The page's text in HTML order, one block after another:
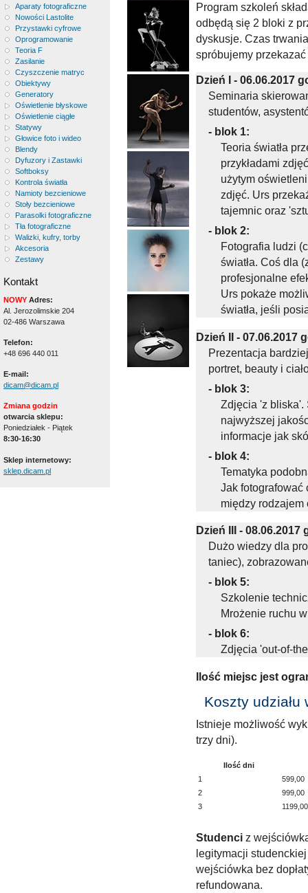
Aparaty fotograficzne
Nowości Lastolite
Przystawki cyfrowe
Oprogramowanie
Teoria F
Zasilanie
Czyszczenie matryc
Obiektywy
Generatory
Oświetlenie błyskowe
Oświetlenie ciągłe
Statywy
Głowice foto i wideo
Blendy
Dyfuzory i Zastawki
Softboksy
Kontrola światła
Namioty bezcieniowe
Stoły bezcieniowe
Parasolki fotograficzne
Tła fotograficzne
Walizki, kufry, torby
Akcesoria
Zestawy
Kontakt
NOWY Adres:
Al. Jerozolimskie 204
02-486 Warszawa
Telefon:
+48 696 440 011
E-mail:
dicam@dicam.pl
Zmiana godzin
otwarcia sklepu:
Poniedziałek - Piątek
8:30-16:30
Sklep internetowy:
sklep.dicam.pl
Program szkoleń
odbędą się 2 bloki z
dyskusje. Czas
spróbujemy
Dzień I - 06.06.2017
Seminaria
studentów,
- blok 1:
Teoria światła
przykładami
użytym
zdjęć. Urs
tajemnic oraz
- blok 2:
Fotografia ludzi
światła. Coś dla
profesjonalne
Urs pokaże
światła, jeśli
Dzień II - 07.06.2017
Prezentacja
portret, beauty i
- blok 3:
Zdjęcia 'z bliska'.
najwyższej
informacje jak
- blok 4:
Tematyka
Jak fotografować
między rodzajem
Dzień III - 08.06.2017
Dużo wiedzy dla
taniec),
- blok 5:
Szkolenie
Mrożenie ruchu
- blok 6:
Zdjęcia 'out-of-
Ilość miejsc jest
Koszty
Istnieje możliwość
trzy dni).
Ilość dni
1
599,00
2
999,00
3
1199,00
Studenci z
legitymacji
wejściówka bez
refundowana.